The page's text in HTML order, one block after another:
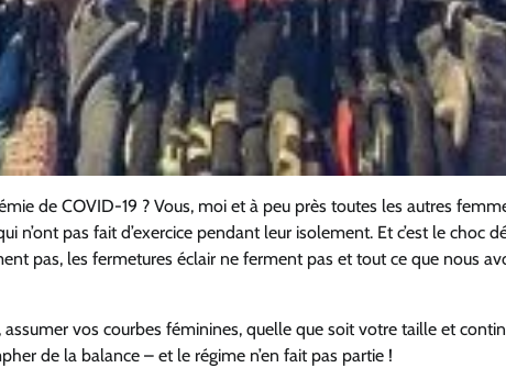
de COVID-19 ? Vous, moi et à peu près toutes les autres
pas fait d’exercice pendant leur isolement. Et c’est le choc
pas, les fermetures éclair ne ferment pas et tout ce que nous
vos courbes féminines, quelle que soit votre taille et
de la balance – et le régime n’en fait pas partie !